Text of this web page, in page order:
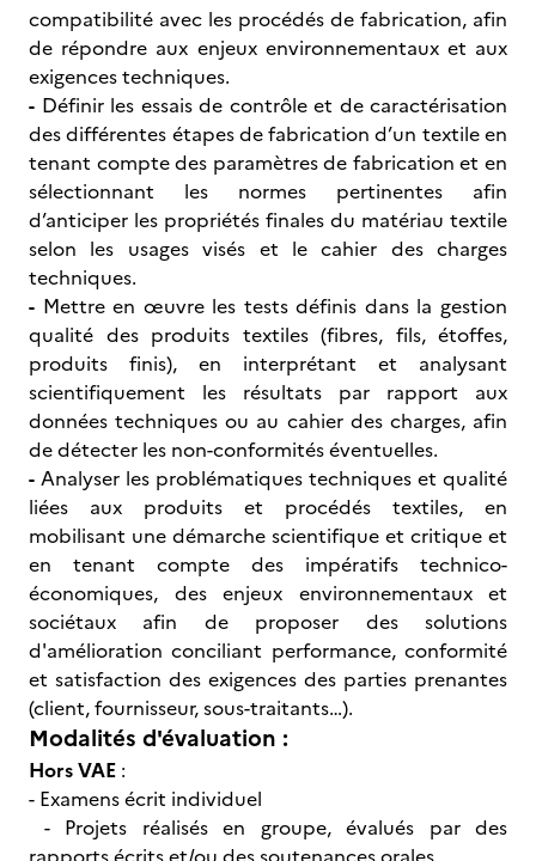
compatibilité avec les procédés de fabrication, afin
de répondre aux enjeux environnementaux et aux
exigences techniques.
- Définir les essais de contrôle et de caractérisation
des différentes étapes de fabrication d’un textile en
tenant compte des paramètres de fabrication et en
sélectionnant les normes pertinentes afin
d’anticiper les propriétés finales du matériau textile
selon les usages visés et le cahier des charges
techniques.
- Mettre en œuvre les tests définis dans la gestion
qualité des produits textiles (fibres, fils, étoffes,
produits finis), en interprétant et analysant
scientifiquement les résultats par rapport aux
données techniques ou au cahier des charges, afin
de détecter les non-conformités éventuelles.
- Analyser les problématiques techniques et qualité
liées aux produits et procédés textiles, en
mobilisant une démarche scientifique et critique et
en tenant compte des impératifs technico-
économiques, des enjeux environnementaux et
sociétaux afin de proposer des solutions
d'amélioration conciliant performance, conformité
et satisfaction des exigences des parties prenantes
(client, fournisseur, sous-traitants…).
Modalités d'évaluation :
Hors VAE :
- Examens écrit individuel
- Projets réalisés en groupe, évalués par des